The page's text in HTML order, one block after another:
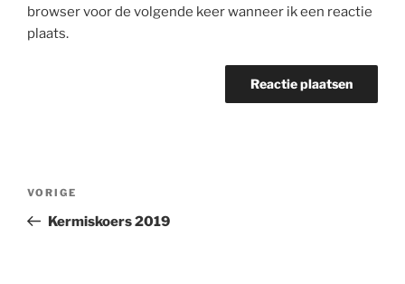
browser voor de volgende keer wanneer ik een reactie
plaats.
Vorig
bericht
VORIGE
Kermiskoers 2019